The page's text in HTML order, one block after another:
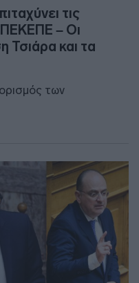
τις
– Οι
Τσιάρα και τα
των